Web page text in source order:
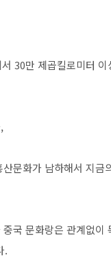
30만 제곱킬로미터 이
문화가 남하해서 지금
국 문화랑은 관계없이
.